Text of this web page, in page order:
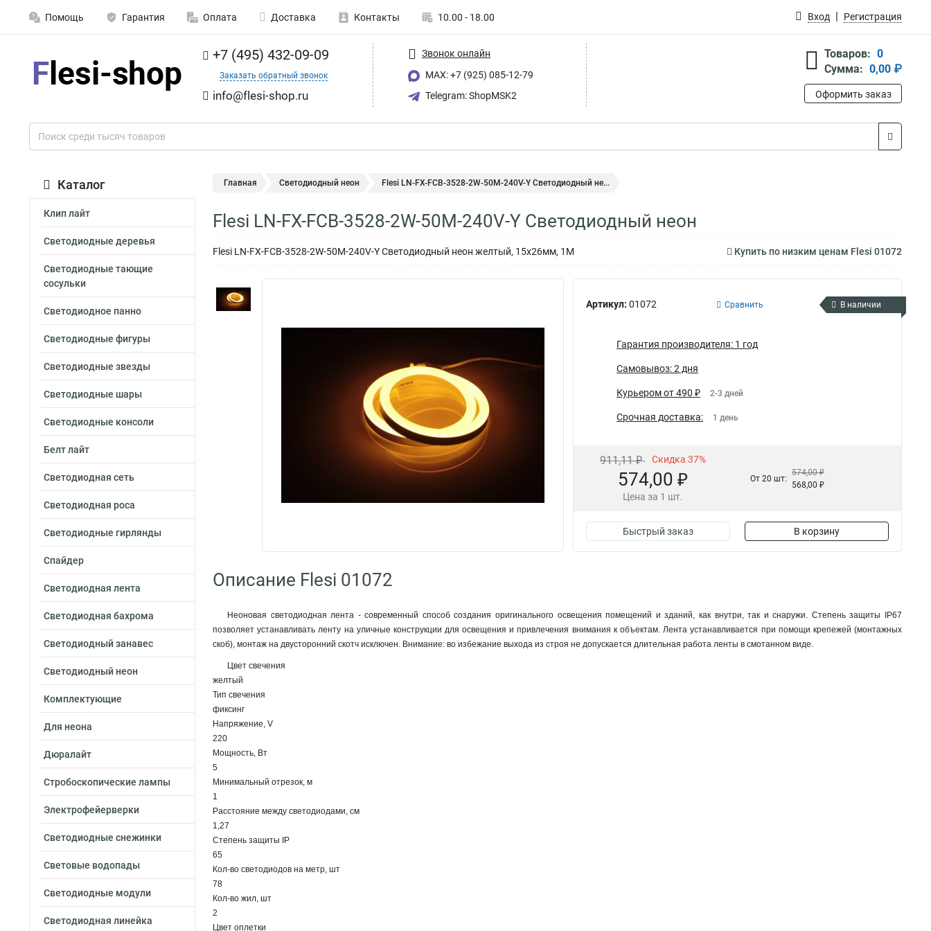
Помощь Гарантия Оплата Доставка Контакты 10.00 - 18.00 Вход Регистрация
+7 (495) 432-09-09
Заказать обратный звонок
info@flesi-shop.ru
Звонок онлайн
MAX: +7 (925) 085-12-79
Telegram: ShopMSK2
Товаров: 0
Сумма: 0,00 ₽
Оформить заказ
Каталог
Клип лайт
Светодиодные деревья
Светодиодные тающие
сосульки
Светодиодное панно
Светодиодные фигуры
Светодиодные звезды
Светодиодные шары
Светодиодные консоли
Белт лайт
Светодиодная сеть
Светодиодная роса
Светодиодные гирлянды
Спайдер
Светодиодная лента
Светодиодная бахрома
Светодиодный занавес
Светодиодный неон
Комплектующие
Для неона
Дюралайт
Стробоскопические лампы
Электрофейерверки
Светодиодные снежинки
Световые водопады
Светодиодные модули
Светодиодная линейка
Главная Светодиодный неон Flesi LN-FX-FCB-3528-2W-50M-240V-Y Светодиодный не...
Flesi LN-FX-FCB-3528-2W-50M-240V-Y Светодиодный неон
Flesi LN-FX-FCB-3528-2W-50M-240V-Y Светодиодный неон желтый, 15х26мм, 1М Купить по низким ценам Flesi 01072
Артикул: 01072 Сравнить В наличии
Гарантия производителя: 1 год
Самовывоз: 2 дня
Курьером от 490 ₽ 2-3 дней
Срочная доставка: 1 день
911,11 ₽ Скидка 37%
574,00 ₽
Цена за 1 шт.
От 20 шт:
574,00 ₽
568,00 ₽
Быстрый заказ В корзину
Описание Flesi 01072
Неоновая светодиодная лента - современный способ создания оригинального освещения помещений и зданий, как внутри, так и снаружи. Степень защиты IP67
позволяет устанавливать ленту на уличные конструкции для освещения и привлечения внимания к объектам. Лента устанавливается при помощи крепежей (монтажных
скоб), монтаж на двусторонний скотч исключен. Внимание: во избежание выхода из строя не допускается длительная работа ленты в смотанном виде.
Цвет свечения
желтый
Тип свечения
фиксинг
Напряжение, V
220
Мощность, Вт
5
Минимальный отрезок, м
1
Расстояние между светодиодами, см
1,27
Степень защиты IP
65
Кол-во светодиодов на метр, шт
78
Кол-во жил, шт
2
Цвет оплетки